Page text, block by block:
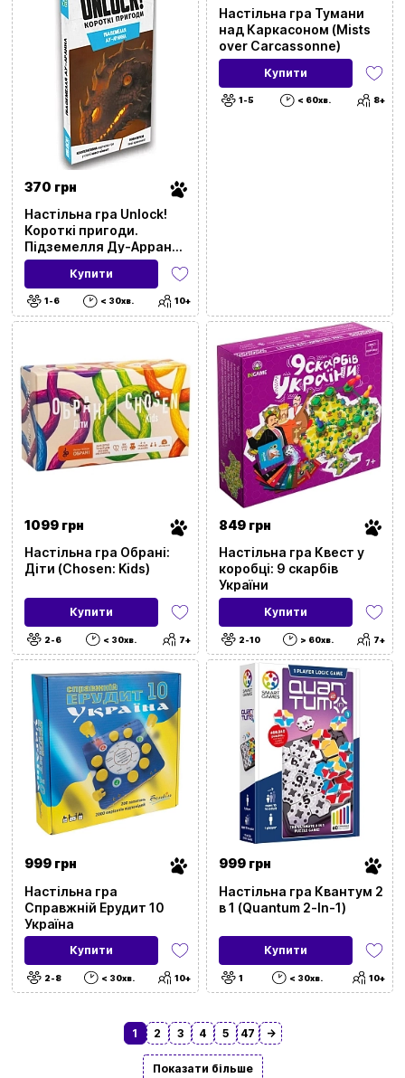
370 грн
Настільна гра Unlock!
Короткі пригоди.
Підземелля Ду-Аррана
(Unlock!: Short
Adventures. Doo-Arann's
Dungeon)
Купити
1-6 < 30хв. 10+
Настільна гра Тумани
над Каркасоном (Mists
over Carcassonne)
Купити
1-5 < 60хв. 8+
1099 грн
Настільна гра Обрані:
Діти (Chosen: Kids)
Купити
2-6 < 30хв. 7+
849 грн
Настільна гра Квест у
коробці: 9 скарбів
України
Купити
2-10 > 60хв. 7+
999 грн
Настільна гра
Справжній Ерудит 10
Україна
Купити
2-8 < 30хв. 10+
999 грн
Настільна гра Квантум 2
в 1 (Quantum 2-In-1)
Купити
1 < 30хв. 10+
1 2 3 4 5 47 →
Показати більше